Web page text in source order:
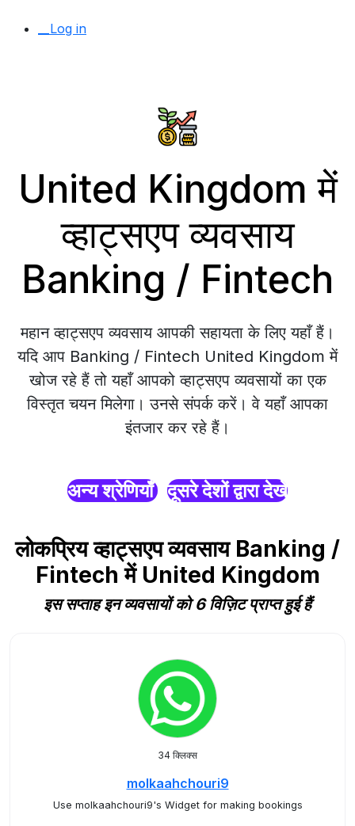
__Log in
United Kingdom में
व्हाट्सएप व्यवसाय
Banking / Fintech
महान व्हाट्सएप व्यवसाय आपकी सहायता के लिए यहाँ हैं।
यदि आप Banking / Fintech United Kingdom में
खोज रहे हैं तो यहाँ आपको व्हाट्सएप व्यवसायों का एक
विस्तृत चयन मिलेगा। उनसे संपर्क करें। वे यहाँ आपका
इंतजार कर रहे हैं।
अन्य श्रेणियाँ दूसरे देशों द्वारा देखें
लोकप्रिय व्हाट्सएप व्यवसाय Banking /
Fintech में United Kingdom
इस सप्ताह इन व्यवसायों को 6 विज़िट प्राप्त हुई हैं
34 क्लिक्स
molkaahchouri9
Use molkaahchouri9's Widget for making bookings